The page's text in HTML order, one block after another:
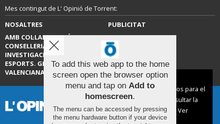
Mes contingut de L' Opinió de Torrent:
NOSALTRES
PUBLICITAT
AMB COL·LABORACIÓ DE LA
CONSELLERIA D’EDUCACIÓ,
INVESTIGACIÓ, CULTURA I
ESPORTS. GENERALITAT
VALENCIANA.
CONTACTE
To add this web app to the home
screen open the browser option
menu and tap on Add to
homescreen.
The menu can be accessed by pressing
the menu hardware button if your device
Aviso sobre el Uso de cookies:
Utilizamos cookies nuestras y de terceros para el
funcionamiento del digital. Puedes consultar la
lista de cookies y como desconectarlas.
Ver
nuestra Política de Privacidad y Cookies